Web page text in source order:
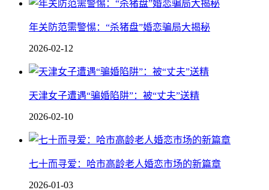
年关防范需警惕：“杀猪盘”婚恋骗局大揭秘
2026-02-12
天津女子遭遇“骗婚陷阱”：被“丈夫”送精
2026-02-10
七十而寻爱：哈市高龄老人婚恋市场的新篇章
2026-01-03